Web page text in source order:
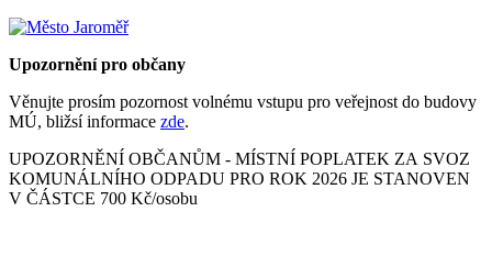
Upozornění pro občany
Věnujte prosím pozornost volnému vstupu pro veřejnost do budovy
MÚ, bližsí informace zde.
UPOZORNĚNÍ OBČANŮM - MÍSTNÍ POPLATEK ZA SVOZ
KOMUNÁLNÍHO ODPADU PRO ROK 2026 JE STANOVEN
V ČÁSTCE 700 Kč/osobu